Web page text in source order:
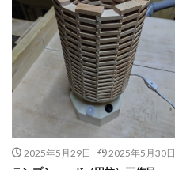
2025年5月29日 2025年5月30日